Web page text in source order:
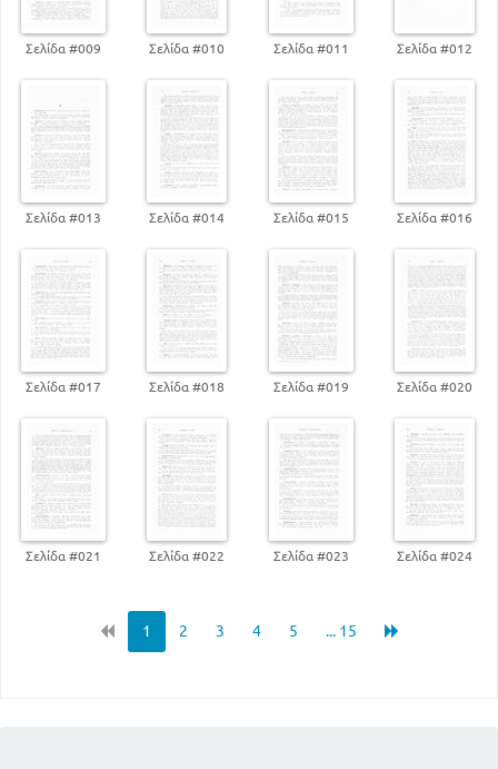
Σελίδα #009 Σελίδα #010 Σελίδα #011 Σελίδα #012
Σελίδα #013 Σελίδα #014 Σελίδα #015 Σελίδα #016
Σελίδα #017 Σελίδα #018 Σελίδα #019 Σελίδα #020
Σελίδα #021 Σελίδα #022 Σελίδα #023 Σελίδα #024
1 2 3 4 5 ... 15